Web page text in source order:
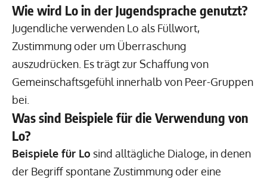
Wie wird Lo in der Jugendsprache genutzt?
Jugendliche verwenden Lo als Füllwort,
Zustimmung oder um Überraschung
auszudrücken. Es trägt zur Schaffung von
Gemeinschaftsgefühl innerhalb von Peer-Gruppen
bei.
Was sind Beispiele für die Verwendung von
Lo?
Beispiele für Lo sind alltägliche Dialoge, in denen
der Begriff spontane Zustimmung oder eine